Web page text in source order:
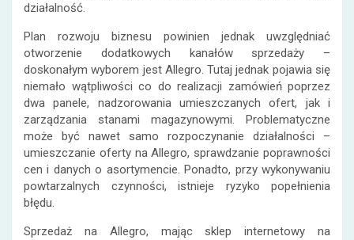
działalność.
Plan rozwoju biznesu powinien jednak uwzględniać
otworzenie dodatkowych kanałów sprzedaży –
doskonałym wyborem jest Allegro. Tutaj jednak pojawia się
niemało wątpliwości co do realizacji zamówień poprzez
dwa panele, nadzorowania umieszczanych ofert, jak i
zarządzania stanami magazynowymi. Problematyczne
może być nawet samo rozpoczynanie działalności –
umieszczanie oferty na Allegro, sprawdzanie poprawności
cen i danych o asortymencie. Ponadto, przy wykonywaniu
powtarzalnych czynności, istnieje ryzyko popełnienia
błędu.
Sprzedaż na Allegro, mając sklep internetowy na